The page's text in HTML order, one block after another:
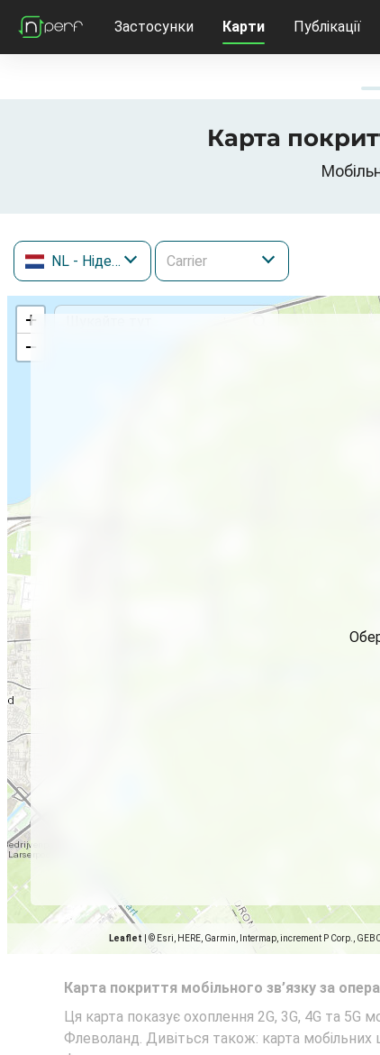
Застосунки Карти Публікації
Карта
NL - Нідерланди
+
−
Leaflet © Esri, HERE, Garmin, Intermap, increment P Corp.,
Карта покриття мобільного зв’язку за
Ця карта показує охоплення 2G, 3G, 4G та 5G
Флеволанд. Дивіться також: карта